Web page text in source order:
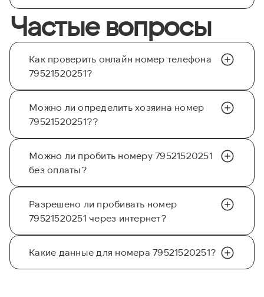
Частые вопросы
Как проверить онлайн номер телефона
79521520251?
Можно ли определить хозяина номер
79521520251??
Можно ли пробить номеру 79521520251
без оплаты?
Разрешено ли пробивать номер
79521520251 через интернет?
Какие данные для номера 79521520251?